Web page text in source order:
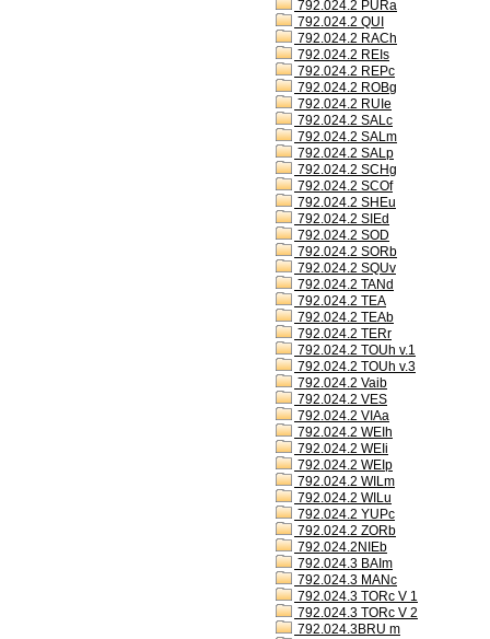
792.024.2 PURa
792.024.2 QUI
792.024.2 RACh
792.024.2 REIs
792.024.2 REPc
792.024.2 ROBg
792.024.2 RUIe
792.024.2 SALc
792.024.2 SALm
792.024.2 SALp
792.024.2 SCHg
792.024.2 SCOf
792.024.2 SHEu
792.024.2 SIEd
792.024.2 SOD
792.024.2 SORb
792.024.2 SQUv
792.024.2 TANd
792.024.2 TEA
792.024.2 TEAb
792.024.2 TERr
792.024.2 TOUh v.1
792.024.2 TOUh v.3
792.024.2 Vaib
792.024.2 VES
792.024.2 VIAa
792.024.2 WEIh
792.024.2 WEIi
792.024.2 WEIp
792.024.2 WILm
792.024.2 WILu
792.024.2 YUPc
792.024.2 ZORb
792.024.2NIEb
792.024.3 BAIm
792.024.3 MANc
792.024.3 TORc V 1
792.024.3 TORc V 2
792.024.3BRU m